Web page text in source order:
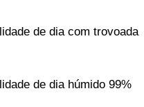
de dia com trovoada
de dia húmido 99%